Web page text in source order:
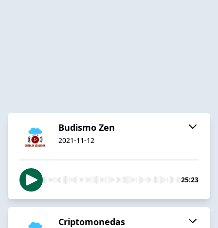
Budismo Zen
2021-11-12
25:23
Criptomonedas